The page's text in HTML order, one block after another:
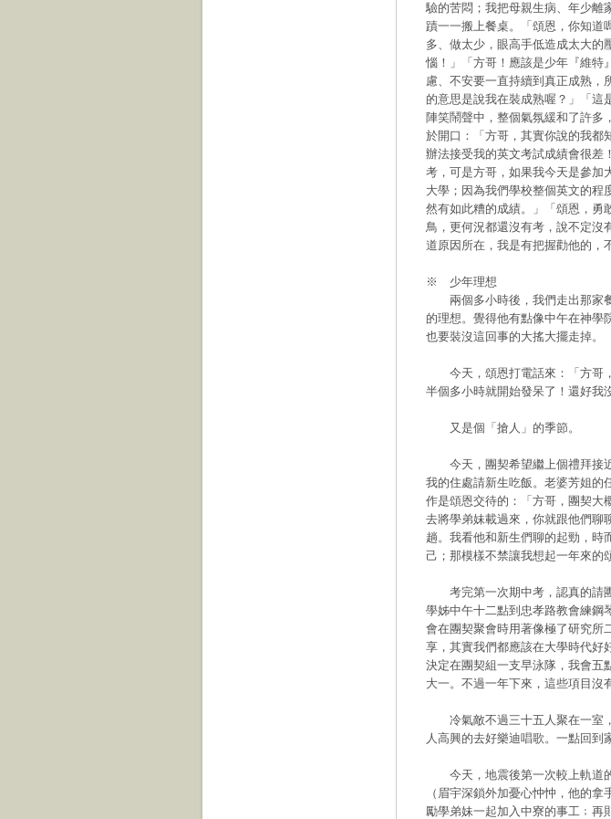
驗的苦悶；我把母親生病、年少離
蹟一一搬上餐桌。「頌恩，你知道
多、做太少，眼高手低造成太大的
惱！」「方哥！應該是少年『維特
慮、不安要一直持續到真正成熟，
的意思是說我在裝成熟喔？」「這
陣笑鬧聲中，整個氣氛緩和了許多
於開口：「方哥，其實你說的我都
辦法接受我的英文考試成績會很差
考，可是方哥，如果我今天是參加
大學；因為我們學校整個英文的程
然有如此糟的成績。」「頌恩，勇
鳥，更何況都還沒有考，說不定沒
道原因所在，我是有把握勸他的，
※ 少年理想
兩個多小時後，我們走出那家
的理想。覺得他有點像中午在神學
也要裝沒這回事的大搖大擺走掉。
今天，頌恩打電話來：「方哥
半個多小時就開始發呆了！還好我
又是個「搶人」的季節。
今天，團契希望繼上個禮拜接
我的住處請新生吃飯。老婆芳姐的
作是頌恩交待的：「方哥，團契大
去將學弟妹載過來，你就跟他們聊
趟。我看他和新生們聊的起勁，時
己；那模樣不禁讓我想起一年來的
考完第一次期中考，認真的請
學姊中午十二點到忠孝路教會練鋼
會在團契聚會時用著像極了研究所
享，其實我們都應該在大學時代好
決定在團契組一支早泳隊，我會五
大一。不過一年下來，這些項目沒
冷氣敵不過三十五人聚在一室
人高興的去好樂迪唱歌。一點回
今天，地震後第一次較上軌道
（眉宇深鎖外加憂心忡忡，他的
勵學弟妹一起加入中寮的事工﹔再